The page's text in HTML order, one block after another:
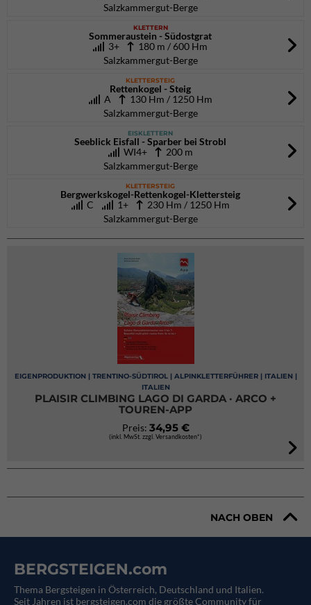
Salzkammergut-Berge
KLETTERN
Sommeraustein - Südostgrat
3+
180 m / 600 Hm
Salzkammergut-Berge
KLETTERSTEIG
Rettenkogel - Steig
A 130 Hm / 1250 Hm
Salzkammergut-Berge
EISKLETTERN
Seeblick Eisfall - Sparber bei Strobl
WI4+ 200 m
Salzkammergut-Berge
KLETTERSTEIG
Bergwerkskogel-Rettenkogel-Klettersteig
C
1+ 230 Hm / 1250 Hm
Salzkammergut-Berge
EIGENPRODUKTION | TRENTINO-SÜDTIROL | ALPINKLETTERFÜHRER | ITALIEN |
ITALIEN
PLAISIR CLIMBING LAGO DI GARDA · ARCO +
TOUREN-APP
Preis: 34,95 €
(inkl. MwSt. zzgl. Versandkosten*)
NACH OBEN
BERGSTEIGEN.com
Thema Bergsteigen in Österreich, Deutschland und Italien.
Seit Jahren ist bergsteigen.com die größte Community für